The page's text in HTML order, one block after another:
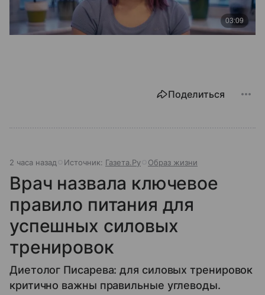
Поделиться
2 часа назад Источник: Газета.Ру Образ жизни
Врач назвала ключевое
правило питания для
успешных силовых
тренировок
Диетолог Писарева: для силовых тренировок
критично важны правильные углеводы.